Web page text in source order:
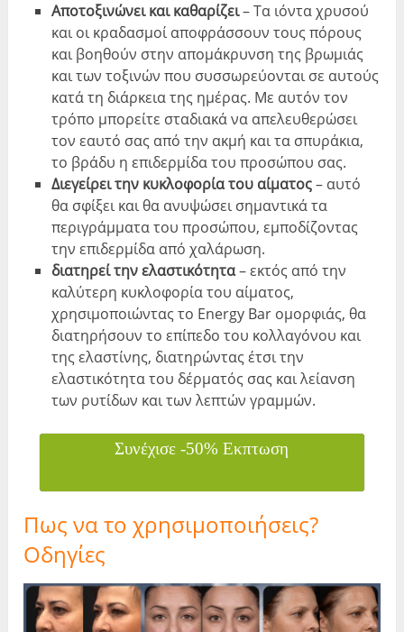
Αποτοξινώνει και καθαρίζει– Τα ιόντα χρυσού
και οι κραδασμοί αποφράσσουν τους πόρους
και βοηθούν στην απομάκρυνση της βρωμιάς
και των τοξινών που συσσωρεύονται σε αυτούς
κατά τη διάρκεια της ημέρας. Με αυτόν τον
τρόπο μπορείτε σταδιακά να απελευθερώσει
τον εαυτό σας από την ακμή και τα σπυράκια,
το βράδυ η επιδερμίδα του προσώπου σας.
Διεγείρει την κυκλοφορία του αίματος– αυτό
θα σφίξει και θα ανυψώσει σημαντικά τα
περιγράμματα του προσώπου, εμποδίζοντας
την επιδερμίδα από χαλάρωση.
διατηρεί την ελαστικότητα– εκτός από την
καλύτερη κυκλοφορία του αίματος,
χρησιμοποιώντας το Energy Bar ομορφιάς, θα
διατηρήσουν το επίπεδο του κολλαγόνου και
της ελαστίνης, διατηρώντας έτσι την
ελαστικότητα του δέρματός σας και λείανση
των ρυτίδων και των λεπτών γραμμών.
Συνέχισε -50% Εκπτωση
Πως να το χρησιμοποιήσεις?
Οδηγίες